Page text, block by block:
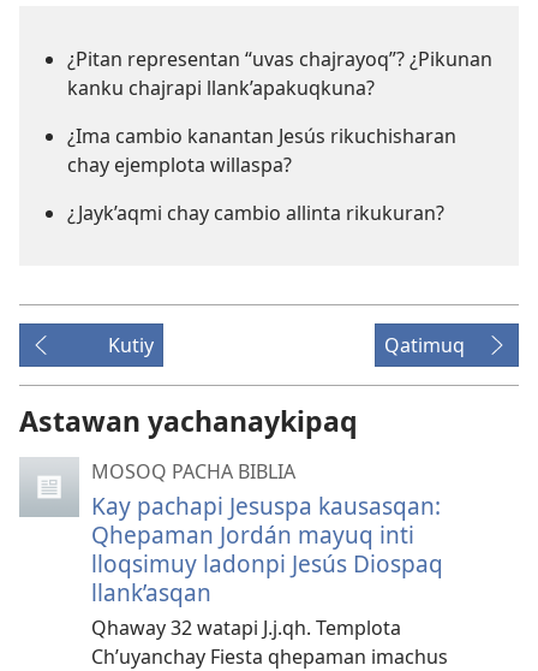
¿Pitan representan “uvas chajrayoq”? ¿Pikunan
kanku chajrapi llank’apakuqkuna?
¿Ima cambio kanantan Jesús rikuchisharan
chay ejemplota willaspa?
¿Jayk’aqmi chay cambio allinta rikukuran?
Kutiy Qatimuq
Astawan yachanaykipaq
MOSOQ PACHA BIBLIA
Kay pachapi Jesuspa kausasqan:
Qhepaman Jordán mayuq inti
lloqsimuy ladonpi Jesús Diospaq
llank’asqan
Qhaway 32 watapi J.j.qh. Templota
Ch’uyanchay Fiesta qhepaman imachus